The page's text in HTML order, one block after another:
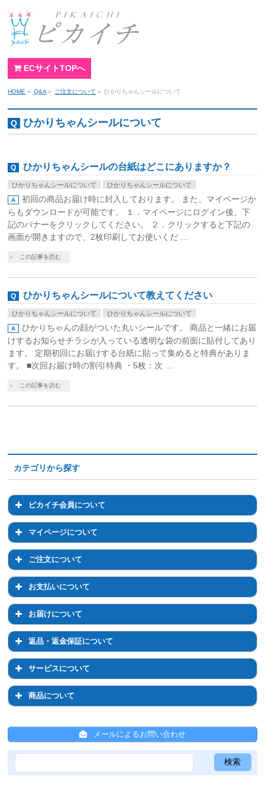
ECサイトTOPへ
HOME » Q&A » ご注文について » ひかりちゃんシールについて
ひかりちゃんシールについて
ひかりちゃんシールの台紙はどこにありますか？
ひかりちゃんシールについて ひかりちゃんシールについて
初回の商品お届け時に封入しております。 また、マイページか
らもダウンロードが可能です。 １．マイページにログイン後、下
記のバナーをクリックしてください。 ２．クリックすると下記の
画面が開きますので、2枚印刷してお使いくだ …
この記事を読む
ひかりちゃんシールについて教えてください
ひかりちゃんシールについて ひかりちゃんシールについて
ひかりちゃんの顔がついた丸いシールです。 商品と一緒にお届
けするお知らせチラシが入っている透明な袋の前面に貼付してあり
ます。 定期初回にお届けする台紙に貼って集めると特典がありま
す。 ■次回お届け時の割引特典 ・5枚：次 …
この記事を読む
カテゴリから探す
ピカイチ会員について
ピカイチ会員について
会員登録について
退会について
マイページについて
マイページについて
マイページでのお手続き
ログイン・パスワードについて
登録情報の変更
ご注文について
ご注文について
注文前のご相談について
通常購入について
定期コースについて
配送について
ひと箱割について
ひかりちゃんシールについて
お支払いについて
お支払いについて
お支払い方法について
お支払い方法の変更について
お届けについて
お届けについて
お届け先の変更について
お届け日時・周期の変更
返品・返金保証について
返品・返金保証について
返品について
サービスについて
サービスについて
ひと箱割について
商品について
スキンケア全般について
メールによるお問い合わせ